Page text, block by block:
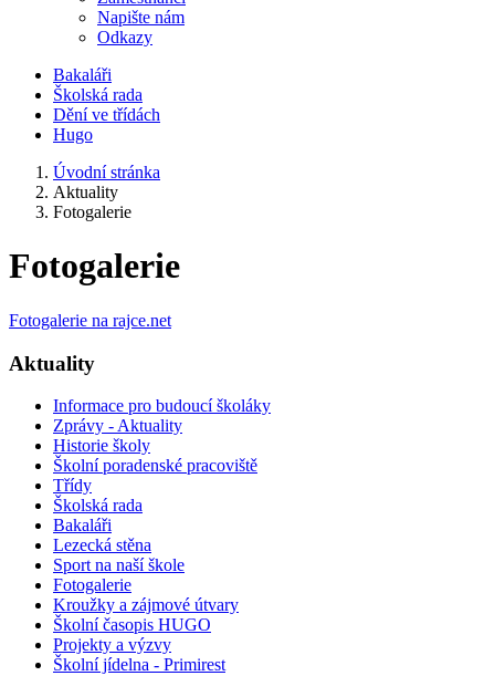
Napište nám
Odkazy
Bakaláři
Školská rada
Dění ve třídách
Hugo
Úvodní stránka
Aktuality
Fotogalerie
Fotogalerie
Fotogalerie na rajce.net
Aktuality
Informace pro budoucí školáky
Zprávy - Aktuality
Historie školy
Školní poradenské pracoviště
Třídy
Školská rada
Bakaláři
Lezecká stěna
Sport na naší škole
Fotogalerie
Kroužky a zájmové útvary
Školní časopis HUGO
Projekty a výzvy
Školní jídelna - Primirest